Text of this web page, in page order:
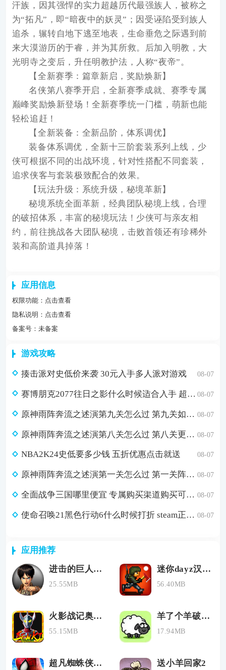
汗族，因其强悍的实力超越历代最强族人，被称之
为“拓凡”，即“暗夜中的妖灵”；因受诬陷受到族人
追杀，辗转自地下逃至地表，生命垂危之际遇到前
来大漠游历的于睿，并为其所救。后加入明教，大
光明寺之变后，升任明教护法，人称“夜帝”。
【全新赛季：篇章新启，奖励焕新】
名侠第八赛季开启，全新赛季成就、赛季专属
巅峰奖励焕新登场！全新赛季统一门槛，萌新也能
轻松追赶！
【全新装备：全新品阶，体系调优】
装备体系调优，全新十三阶套装系列上线，少
侠可根据不同的出战环境，针对性搭配不同套装，
追求侠客与套装极致配合的效果。
【玩法升级：系统升级，秘境革新】
秘境系统全面革新，经典团队秘境上线，合理
的破招体系，丰富的秘境玩法！少侠可与亲友相
约，前往挑战各大团队秘境，击败首领还有珍稀外
装和高阶道具掉落！
应用信息
权限功能： 点击查看
隐私说明： 点击查看
备案号：未备案
游戏攻略
揍击派对史低价来袭 30元入手多人派对游戏 08-07
赛博朋克2077往日之影什么时候适合入手 超值折扣98元入手方法介绍 08-07
原神雨阵奔流之述演第九关怎么过 第九关如从山间落下的雨滴通关攻略 08-07
原神雨阵奔流之述演第八关怎么过 第八关更多火力更少损伤通关攻略 08-07
NBA2K24史低要多少钱 五折优惠点击就送 08-07
原神雨阵奔流之述演第一关怎么过 第一关阵线的形成通关攻略 08-07
全面战争三国哪里便宜 专属购买渠道购买可省179元 08-07
使命召唤21黑色行动6什么时候打折 steam正版游戏低价购买渠道分享 08-07
应用推荐
进击的巨人游戏手机版
25.55MB
迷你dayz汉化版
56.40MB
火影战记奥特曼
55.15MB
羊了个羊破解版游戏
17.94MB
超凡蜘蛛侠2手游下载 送小羊回家2